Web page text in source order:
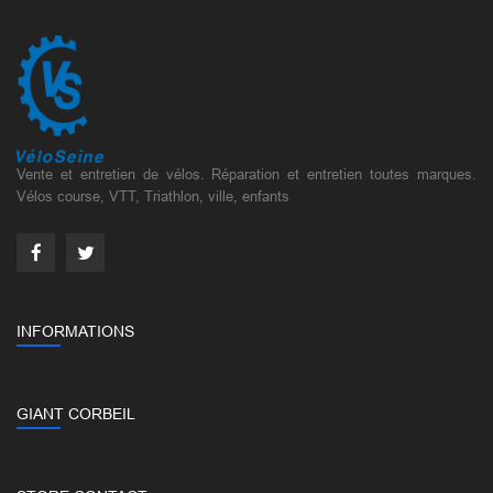
Vente et entretien de vélos. Réparation et entretien toutes marques.
Vélos course, VTT, Triathlon, ville, enfants
INFORMATIONS
GIANT CORBEIL